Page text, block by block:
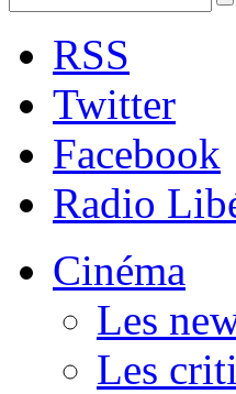
RSS
Twitter
Facebook
Radio
Cinéma
Les
Les